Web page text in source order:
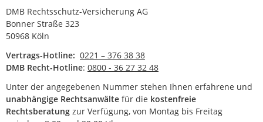
DMB Rechtsschutz-Versicherung AG
Bonner Straße 323
50968 Köln
Vertrags-Hotline: 0221 – 376 38 38
DMB Recht-Hotline: 0800 - 36 27 32 48
Unter der angegebenen Nummer stehen Ihnen erfahrene und
unabhängige Rechtsanwälte für die kostenfreie
Rechtsberatung zur Verfügung, von Montag bis Freitag